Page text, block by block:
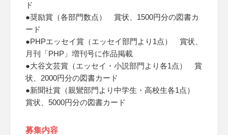
ド
●奨励賞（各部門数点） 賞状、1500円分の図書カ
ード
●PHPエッセイ賞（エッセイ部門より1点） 賞状、
月刊「PHP」増刊号に作品掲載
●大谷文芸賞（エッセイ・小説部門より各1点） 賞
状、2000円分の図書カード
●新聞社賞（親鸞部門より中学生・高校生各1点）
賞状、5000円分の図書カード
募集内容